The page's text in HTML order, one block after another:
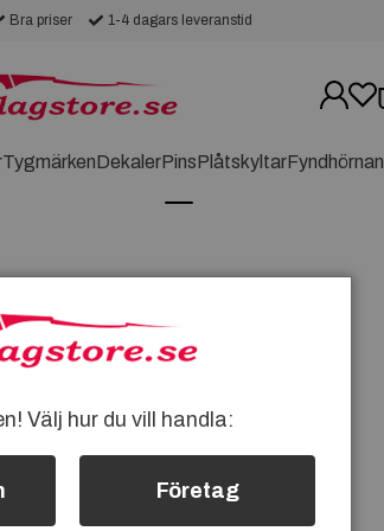
Bra priser 1-4 dagars leveranstid
TygmärkenDekalerPinsPlåtskyltarFyndhörnan
vackra och
för Somalia
Välj hur du vill handla:
Företag